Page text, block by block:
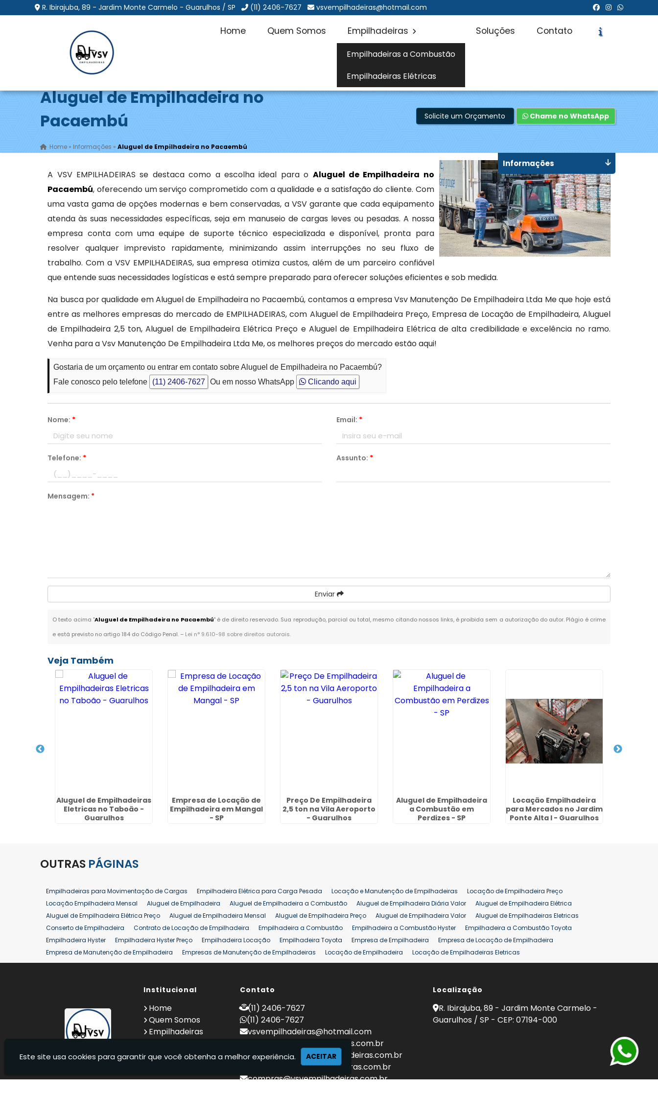
R. Ibirajuba, 89 - Jardim Monte Carmelo - Guarulhos / SP (11) 2406-7627 vsvempilhadeiras@hotmail.com
Home Quem Somos Empilhadeiras
Empilhadeiras a Combustão
Empilhadeiras Elétricas
Soluções Contato
Aluguel de Empilhadeira no
Pacaembú
Home »Informações »Aluguel de Empilhadeira no Pacaembú
Solicite um Orçamento Chame no WhatsApp
A VSV EMPILHADEIRAS se destaca como a escolha ideal para o Aluguel de Empilhadeira no
Pacaembú, oferecendo um serviço comprometido com a qualidade e a satisfação do cliente. Com
uma vasta gama de opções modernas e bem conservadas, a VSV garante que cada equipamento
atenda às suas necessidades específicas, seja em manuseio de cargas leves ou pesadas. A nossa
empresa conta com uma equipe de suporte técnico especializada e disponível, pronta para
resolver qualquer imprevisto rapidamente, minimizando assim interrupções no seu fluxo de
trabalho. Com a VSV EMPILHADEIRAS, sua empresa otimiza custos, além de um parceiro confiável
que entende suas necessidades logísticas e está sempre preparado para oferecer soluções eficientes e sob medida.
Na busca por qualidade em Aluguel de Empilhadeira no Pacaembú, contamos a empresa Vsv Manutenção De Empilhadeira Ltda Me que hoje está
entre as melhores empresas do mercado de EMPILHADEIRAS, com Aluguel de Empilhadeira Preço, Empresa de Locação de Empilhadeira, Aluguel
de Empilhadeira 2,5 ton, Aluguel de Empilhadeira Elétrica Preço e Aluguel de Empilhadeira Elétrica de alta credibilidade e excelência no ramo.
Venha para a Vsv Manutenção De Empilhadeira Ltda Me, os melhores preços do mercado estão aqui!
Gostaria de um orçamento ou entrar em contato sobre Aluguel de Empilhadeira no Pacaembú?
Fale conosco pelo telefone
(11) 2406-7627 Ou em nosso WhatsApp Clicando aqui
Nome: * Email: *
Telefone: * Assunto: *
Mensagem: *
Enviar
O texto acima "Aluguel de Empilhadeira no Pacaembú" é de direito reservado. Sua reprodução, parcial ou total, mesmo citando nossos links, é proibida sem a autorização do autor. Plágio é crime
e está previsto no artigo 184 do Código Penal. – Lei n° 9.610-98 sobre direitos autorais.
Informações
Veja Também
Aluguel de Empilhadeiras
Eletricas no Taboão -
Guarulhos
Empresa de Locação de
Empilhadeira em Mangal
- SP
Preço De Empilhadeira
2,5 ton na Vila Aeroporto
- Guarulhos
Aluguel de Empilhadeira
a Combustão em
Perdizes - SP
Locação Empilhadeira
para Mercados no Jardim
Ponte Alta I - Guarulhos
OUTRAS PÁGINAS
Empilhadeiras para Movimentação de Cargas Empilhadeira Elétrica para Carga Pesada Locação e Manutenção de Empilhadeiras
Locação de Empilhadeira Preço
Locação Empilhadeira Mensal
Aluguel de Empilhadeira Aluguel de Empilhadeira a Combustão Aluguel de Empilhadeira Diária Valor
Aluguel de Empilhadeira Elétrica
Aluguel de Empilhadeira Elétrica Preço
Aluguel de Empilhadeira Mensal Aluguel de Empilhadeira Preço Aluguel de Empilhadeira Valor
Aluguel de Empilhadeiras Eletricas
Conserto de Empilhadeira
Contrato de Locação de Empilhadeira Empilhadeira a Combustão Empilhadeira a Combustão Hyster
Empilhadeira a Combustão Toyota
Empilhadeira Hyster
Empilhadeira Hyster Preço Empilhadeira Locação Empilhadeira Toyota Empresa de Empilhadeira
Empresa de Locação de Empilhadeira
Empresa de Manutenção de Empilhadeira
Empresas de Manutenção de Empilhadeiras Locação de Empilhadeira
Locação de Empilhadeiras Eletricas
Locação Empilhadeira Hyster
Locação Empilhadeira para Hipermercados Locação Empilhadeira para Mercados
Manutenção de Empilhadeiras
Comprar Empilhadeira Comprar Empilhadeira Elétrica Comprar Empilhadeira Hyster
Locação de Empilhadeira 25 ton
Comprar Empilhadeira 25 ton Empilhadeira a Combustão 25 ton Preço de Empilhadeira 25 ton Venda Empilhadeiras 25 ton
Institucional
Home
Quem Somos
Empilhadeiras
Informações
Contato
(11) 2406-7627
(11) 2406-7627
vsvempilhadeiras@hotmail.com
locacao@vsvempilhadeiras.com.br
manutencao@vsvempilhadeiras.com.br
financeiro@vsvempilhadeiras.com.br
compras@vsvempilhadeiras.com.br
Localização
R. Ibirajuba, 89 - Jardim Monte Carmelo -
Guarulhos / SP - CEP: 07194-000
Este site usa cookies para garantir que você obtenha a melhor experiência. ACEITAR